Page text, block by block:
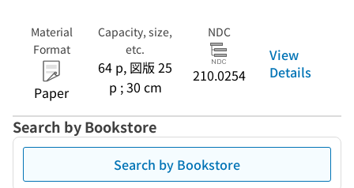
Material
Format
Paper
Capacity, size,
etc.
64 p, 図版 25
p ; 30 cm
NDC
210.0254
View
Details
Search by Bookstore
Search by Bookstore